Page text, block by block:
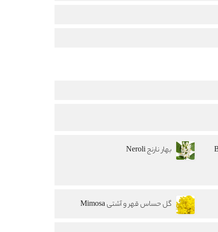
بهار نارنج Neroli
گل حساس قهر و آشتی Mimosa